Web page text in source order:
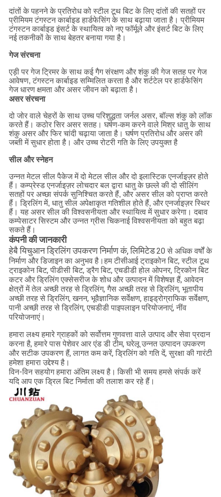
दांतों के पहनने के प्रतिरोध को स्टील टूथ बिट के लिए दांतों की सतहों पर
प्रीमियम टंगस्टन कार्बाइड हार्डफेसिंग के साथ बढ़ाया जाता है। प्रीमियम
टंगस्टन कार्बाइड इंसर्ट के स्थायित्व को नए फॉर्मूले और इंसर्ट बिट के लिए
नई तकनीकों के साथ बेहतर बनाया गया है।
गेज संरचना
एड़ी पर गेज ट्रिमर के साथ कई गैग संरक्षण और शंकु की गेज सतह पर गेज
आवेषण, टंगस्टन कार्बाइड सम्मिलित करता है और शर्टटेल पर हार्डफेसिंग
गेज धारण क्षमता और असर जीवन को बढ़ाता है।
असर संरचना
दो जोर वाले चेहरों के साथ उच्च परिशुद्धता जर्नल असर, बॉल्स शंकु को लॉक
करते हैं। कठोर सिर असर सतह। घर्षण-कम करने वाले मिश्र धातु के साथ
शंकु असर और फिर चांदी चढ़ाया जाता है। घर्षण प्रतिरोध और असर की
जब्ती में सुधार होता है। और उच्च रोटरी गति के लिए उपयुक्त है
सील और स्नेहन
उन्नत मेटल सील पैकेज में दो मेटल सील और दो इलास्टिक एनर्जाइज़र होते
हैं। कम्प्रेस्ड एनर्जाइज़र लोचदार बल द्वारा धातु के छल्ले की दो सीलिंग
सतहों पर अच्छा संपर्क सुनिश्चित करते हैं, और असर सील को प्राप्त करते
हैं। ड्रिलिंग में, धातु सील अपेक्षाकृत गतिशील होते हैं, और एनर्जाइज़र स्थिर
हैं। यह असर सील की विश्वसनीयता और स्थायित्व में सुधार करेगा। दबाव
कम्पेसाटर सिस्टम और उन्नत ग्रीस चिकनाई विश्वसनीयता को बहुत बढ़ा
सकते हैं।
कंपनी की जानकारी
हेबै यिचुआन ड्रिलिंग उपकरण निर्माण कं, लिमिटेड20 से अधिक वर्षों के
निर्माण और डिजाइन का अनुभव है।हम टीसीआई ट्राइकोन बिट, स्टील टूथ
ट्राइकोन बिट, पीडीसी बिट, ड्रैग बिट, एचडीडी होल ओपनर, ट्रिकोन बिट
कटर और ड्रिलिंग एक्सेसरीज के शोध और उत्पादन में विशेषज्ञ हैं, आवेदन
क्षेत्रों में तेल अच्छी तरह से ड्रिलिंग, गैस अच्छी तरह से ड्रिलिंग, भूतापीय
अच्छी तरह से ड्रिलिंग, खनन, भूवैज्ञानिक सर्वेक्षण, हाइड्रोग्राफिक सर्वेक्षण,
पानी अच्छी तरह से ड्रिलिंग, एचडीडी पाइपलाइन परियोजनाएं, नींव
परियोजनाएं।
हमारा लक्ष्य हमारे ग्राहकों को सर्वोत्तम गुणवत्ता वाले उत्पाद और सेवा प्रदान
करना है, हमारे पास पेशेवर आर एंड डी टीम, घरेलू उन्नत उत्पादन उपकरण
और सटीक उपकरण हैं, लागत कम करें, ड्रिलिंग को गति दें, सुरक्षा की गारंटी
हमेशा हमारा उद्देश्य है।
विन-विन सहयोग हमारा अंतिम लक्ष्य है। किसी भी समय हमसे संपर्क करें
यदि आप एक ड्रिल बिट निर्माता की तलाश कर रहे हैं।